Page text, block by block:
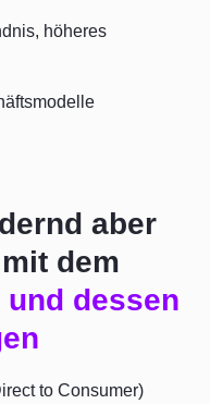
höheres
aber
dem
und dessen
to Consumer)